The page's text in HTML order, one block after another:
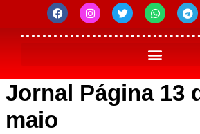
Jornal Página 13
maio